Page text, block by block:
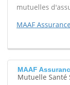
mutuelles
MAAF
MAAF
Mutuelle Santé